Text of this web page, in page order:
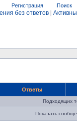
Регистрация Поиск
без ответов
Ответы
Подходящих
Показать